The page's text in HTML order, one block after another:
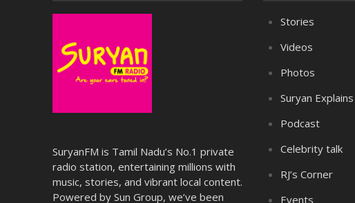
SuryanFM is Tamil Nadu’s No.1 private
radio station, entertaining millions with
music, stories, and vibrant local content.
Powered by Sun Group, we’ve been
Stories
Videos
Photos
Suryan Explains
Podcast
Celebrity talk
RJ’s Corner
Events